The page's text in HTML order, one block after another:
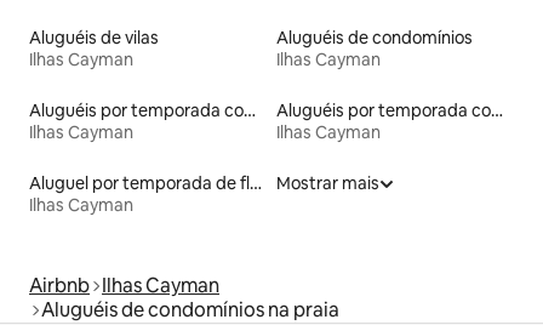
Aluguéis de vilas
Ilhas Cayman
Aluguéis de condomínios
Ilhas Cayman
Aluguéis por temporada com banheira de hidromassagem
Ilhas Cayman
Aluguéis por temporada com caiaque
Ilhas Cayman
Aluguel por temporada de flats
Ilhas Cayman
Mostrar mais
Airbnb Ilhas Cayman
Aluguéis de condomínios na praia